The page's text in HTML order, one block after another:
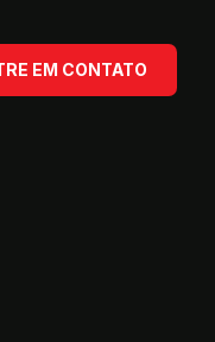
EM CONTATO